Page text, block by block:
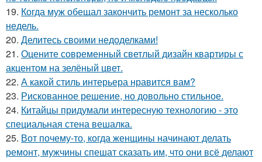
19. Когда муж обещал закончить ремонт за несколько
недель.
20. Делитесь своими недоделками!
21. Оцените современный светлый дизайн квартиры с
акцентом на зелёный цвет.
22. А какой стиль интерьера нравится вам?
23. Рискованное решение, но довольно стильное.
24. Китайцы придумали интересную технологию - это
специальная стена вешалка.
25. Вот почему-то, когда женщины начинают делать
ремонт, мужчины спешат сказать им, что они всё делают